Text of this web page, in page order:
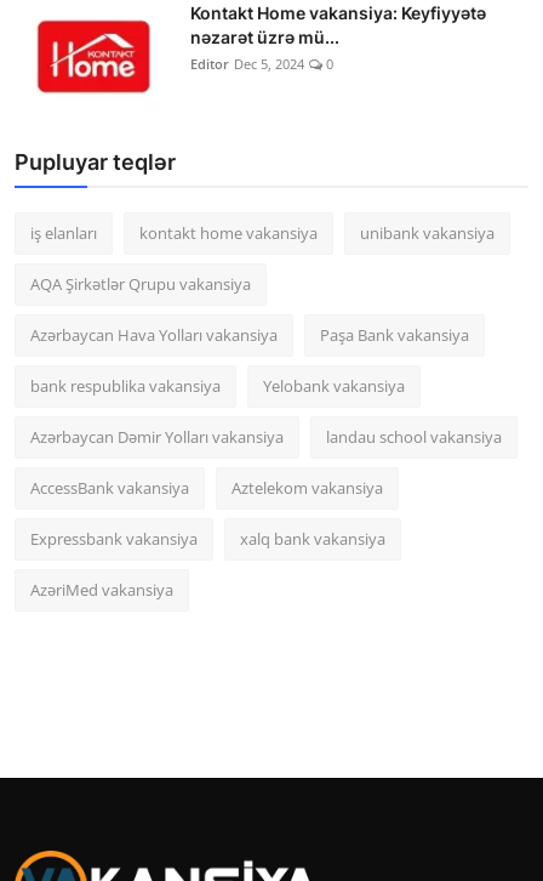
Kontakt Home vakansiya: Keyfiyyətə
nəzarət üzrə mü...
Editor Dec 5, 2024 0
Pupluyar teqlər
iş elanları kontakt home vakansiya unibank vakansiya
AQA Şirkətlər Qrupu vakansiya
Azərbaycan Hava Yolları vakansiya Paşa Bank vakansiya
bank respublika vakansiya Yelobank vakansiya
Azərbaycan Dəmir Yolları vakansiya landau school vakansiya
AccessBank vakansiya Aztelekom vakansiya
Expressbank vakansiya xalq bank vakansiya
AzəriMed vakansiya